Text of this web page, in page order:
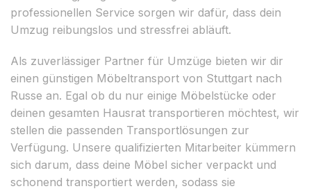
professionellen Service sorgen wir dafür, dass dein
Umzug reibungslos und stressfrei abläuft.
Als zuverlässiger Partner für Umzüge bieten wir dir
einen günstigen Möbeltransport von Stuttgart nach
Russe an. Egal ob du nur einige Möbelstücke oder
deinen gesamten Hausrat transportieren möchtest, wir
stellen die passenden Transportlösungen zur
Verfügung. Unsere qualifizierten Mitarbeiter kümmern
sich darum, dass deine Möbel sicher verpackt und
schonend transportiert werden, sodass sie